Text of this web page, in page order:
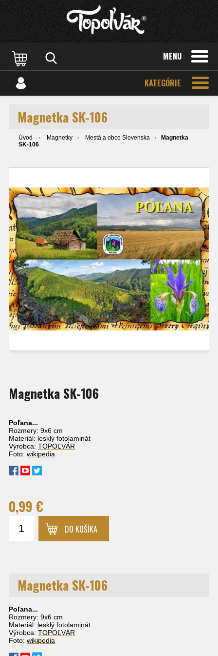
MENU
KATEGÓRIE
Magnetka SK-106
Úvod Magnetky Mestá a obce Slovenska
Magnetka
SK-106
Magnetka SK-106
Poľana...
Rozmery: 9x6 cm
Materiál: lesklý fotolaminát
Výrobca: TOPOĽVÁR
Foto: wikipedia
0,99 €
DO KOŠÍKA
Magnetka SK-106
Poľana...
Rozmery: 9x6 cm
Materiál: lesklý fotolaminát
Výrobca: TOPOĽVÁR
Foto: wikipedia